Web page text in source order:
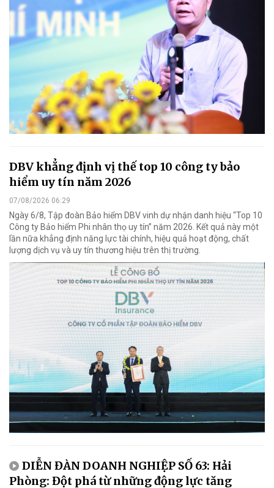
DBV khẳng định vị thế top 10 công ty bảo
hiểm uy tín năm 2026
07/08/2026 06:29
Ngày 6/8, Tập đoàn Bảo hiểm DBV vinh dự nhận danh hiệu “Top 10
Công ty Bảo hiểm Phi nhân thọ uy tín” năm 2026. Kết quả này một
lần nữa khẳng định năng lực tài chính, hiệu quả hoạt động, chất
lượng dịch vụ và uy tín thương hiệu trên thị trường.
DIỄN ĐÀN DOANH NGHIỆP SỐ 63: Hải
Phòng: Đột phá từ những động lực tăng